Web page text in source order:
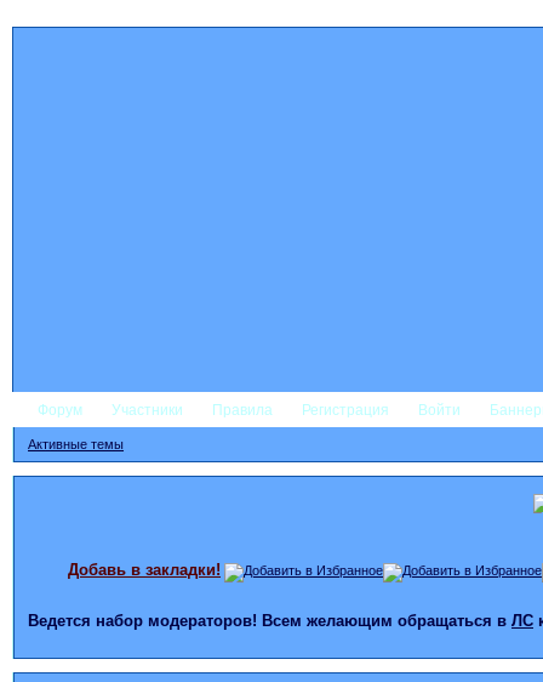
Форум Участники Правила Регистрация Войти
Активные темы
Добавь в закладки!
Ведется набор модераторов! Всем желающим обращаться в ЛС